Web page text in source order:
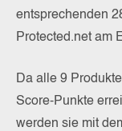
entsprechenden
Protected.net am
Da alle 9
Score-Punkte
werden sie mit